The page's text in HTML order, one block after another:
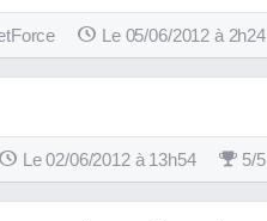
Le 05/06/2012 à 2h24
Le 02/06/2012 à 13h54 5/5